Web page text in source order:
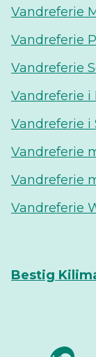
Vandreferie
Vandreferie
Vandreferie
Vandreferie i
Vandreferie i
Vandreferie
Vandreferie
Vandreferie
Bestig